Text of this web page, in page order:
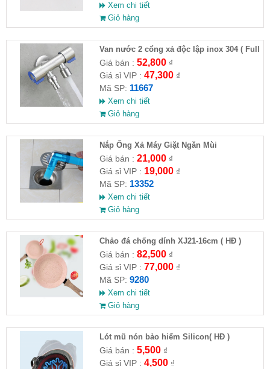
Xem chi tiết
Giỏ hàng
Van nước 2 cổng xả độc lập inox 304 ( Full
VAT )
Giá bán : 52,800₫
Giá sỉ VIP : 47,300₫
Mã SP: 11667
Xem chi tiết
Giỏ hàng
Nắp Ống Xả Máy Giặt Ngăn Mùi
Giá bán : 21,000₫
Giá sỉ VIP : 19,000₫
Mã SP: 13352
Xem chi tiết
Giỏ hàng
Chảo đá chống dính XJ21-16cm ( HĐ )
Giá bán : 82,500₫
Giá sỉ VIP : 77,000₫
Mã SP: 9280
Xem chi tiết
Giỏ hàng
Lót mũ nón bảo hiểm Silicon( HĐ )
Giá bán : 5,500₫
Giá sỉ VIP : 4,500₫